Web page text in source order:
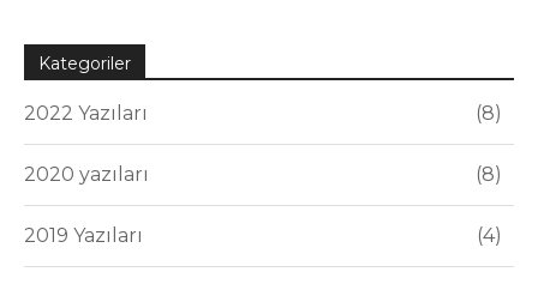
Kategoriler
2022 Yazıları 8
2020 yazıları 8
2019 Yazıları 4